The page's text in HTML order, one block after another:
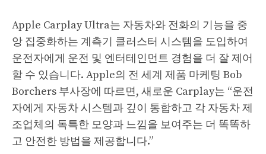
Apple Carplay Ultra는 자동차와 전화의 기능을 중
앙 집중화하는 계측기 클러스터 시스템을 도입하여
운전자에게 운전 및 엔터테인먼트 경험을 더 잘 제어
할 수 있습니다. Apple의 전 세계 제품 마케팅 Bob
Borchers 부사장에 따르면, 새로운 Carplay는 “운전
자에게 자동차 시스템과 깊이 통합하고 각 자동차 제
조업체의 독특한 모양과 느낌을 보여주는 더 똑똑하
고 안전한 방법을 제공합니다.”